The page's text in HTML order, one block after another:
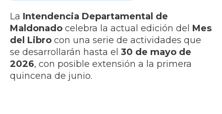
La Intendencia Departamental de
Maldonado celebra la actual edición del Mes
del Libro con una serie de actividades que
se desarrollarán hasta el 30 de mayo de
2026, con posible extensión a la primera
quincena de junio.